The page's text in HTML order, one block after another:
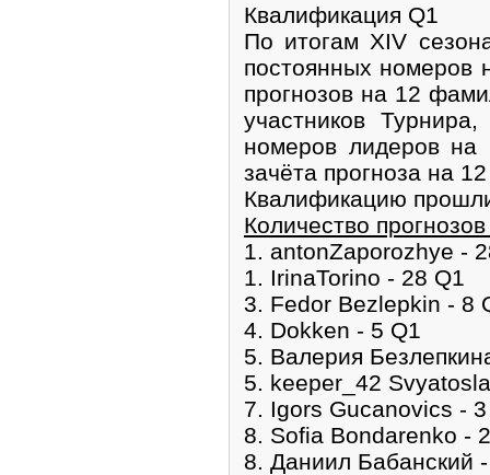
Квалификация Q1
По итогам ХIV
постоянных номеров
прогнозов на 12
участников
номеров лидеров на
зачёта прогноза на
Квалификацию
Количество
1. antonZaporozhye -
1. IrinaTorino - 28 Q1
3. Fedor Bezlepkin - 8
4. Dokken - 5 Q1
5. Валерия
5. keeper_42
7. Igors Gucanovics -
8. Sofia Bondarenko -
8. Даниил Бабанский